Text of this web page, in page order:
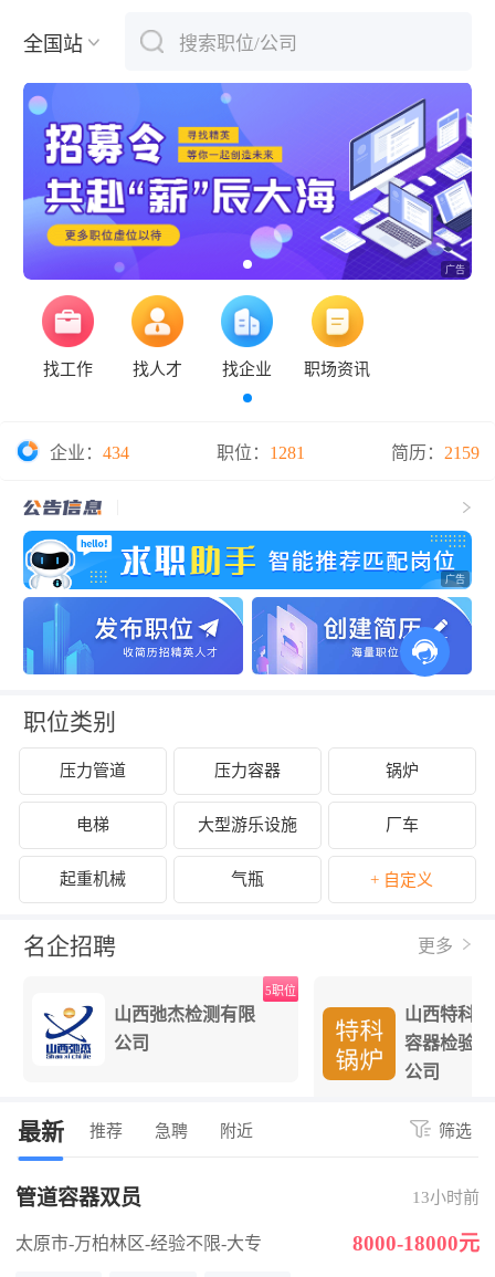
全国站 搜索职位/公司
下拉刷新
找工作 找人才 找企业 职场资讯
企业： 434 职位： 1281 简历： 2159
职位类别
压力管道 压力容器 锅炉
电梯 大型游乐设施 厂车
起重机械 气瓶 + 自定义
名企招聘 更多
山西弛杰检测有限
公司
5职位
山西特科
容器检验
公司
最新 推荐 急聘 附近 筛选
管道容器双员 13小时前
太原市-万柏林区-经验不限-大专 8000-18000元